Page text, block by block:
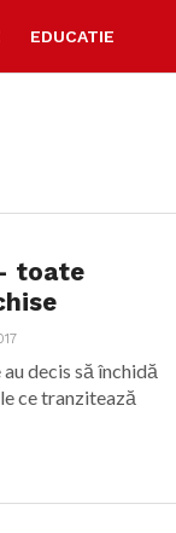
EDUCATIE
toate
decis să închidă
ce tranzitează